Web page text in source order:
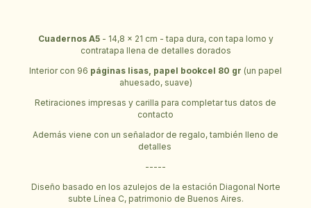
Cuadernos A5 - 14,8 x 21 cm - tapa dura, con tapa lomo y
contratapa llena de detalles dorados
Interior con 96 páginas lisas, papel bookcel 80 gr (un papel
ahuesado, suave)
Retiraciones impresas y carilla para completar tus datos de
contacto
Además viene con un señalador de regalo, también lleno de
detalles
-----
Diseño basado en los azulejos de la estación Diagonal Norte
subte Línea C, patrimonio de Buenos Aires.